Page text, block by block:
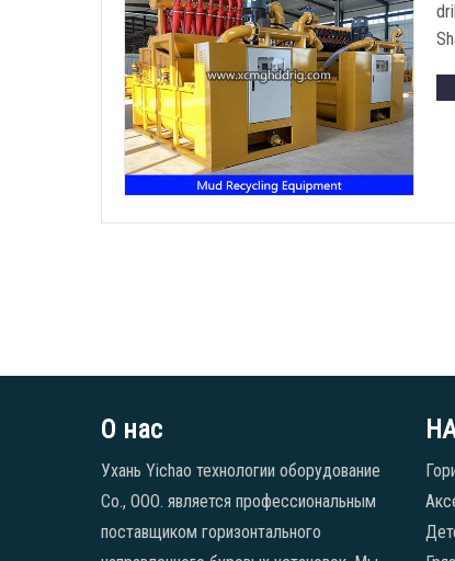
О нас
Ухань Yichao технологии оборудование
Co., ООО. является профессиональным
поставщиком горизонтального